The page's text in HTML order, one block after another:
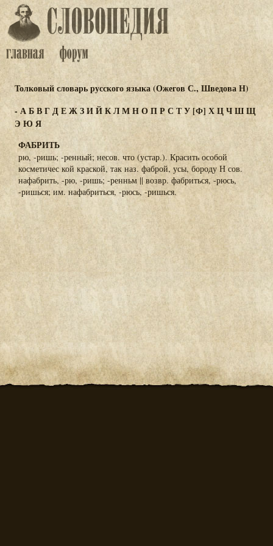
Толковый словарь русского языка (Ожегов С., Шведова Н)
-АБВГДЕЖЗИЙКЛМНОПР СТУ [Ф] ХЦЧШЩ
Э Ю Я
ФАБРИТЬ
рю, -ришь; -ренный; несов. что (устар.). Красить особой
косметичес кой краской, так наз. фаброй, усы, бороду Н сов.
нафабрить, -рю, -ришь; -ренньм || возвр. фабриться, -рюсь,
-ришься; им. нафабриться, -рюсь, -ришься.